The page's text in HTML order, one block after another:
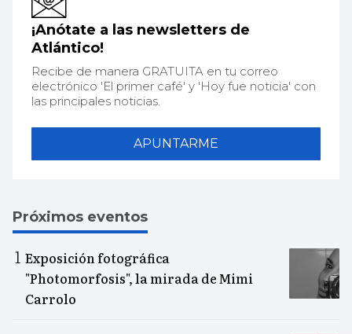
¡Anótate a las newsletters de
Atlántico!
Recibe de manera GRATUITA en tu correo
electrónico 'El primer café' y 'Hoy fue noticia' con
las principales noticias.
APUNTARME
Próximos eventos
Exposición fotográfica
"Photomorfosis", la mirada de Mimi
Carrolo